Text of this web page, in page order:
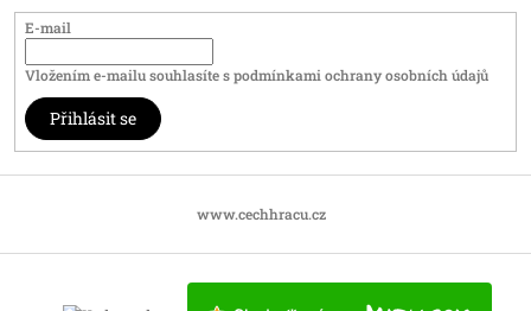
E-mail
Vložením e-mailu souhlasíte spodmínkami ochrany osobních údajů
Přihlásit se
www.cechhracu.cz